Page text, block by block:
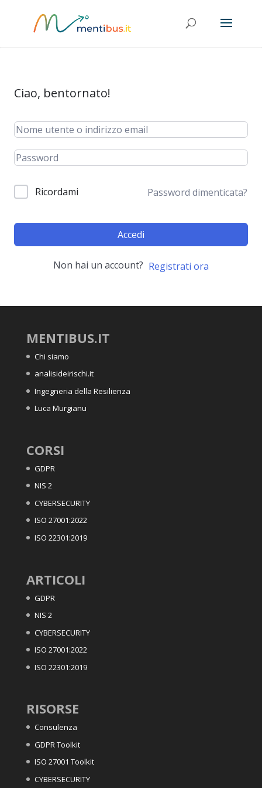
Ciao, bentornato!
Ricordami Password dimenticata?
Accedi
Non hai un account? Registrati ora
MENTIBUS.IT
Chi siamo
analisideirischi.it
Ingegneria della Resilienza
Luca Murgianu
CORSI
GDPR
NIS 2
CYBERSECURITY
ISO 27001:2022
ISO 22301:2019
ARTICOLI
GDPR
NIS 2
CYBERSECURITY
ISO 27001:2022
ISO 22301:2019
RISORSE
Consulenza
GDPR Toolkit
ISO 27001 Toolkit
CYBERSECURITY